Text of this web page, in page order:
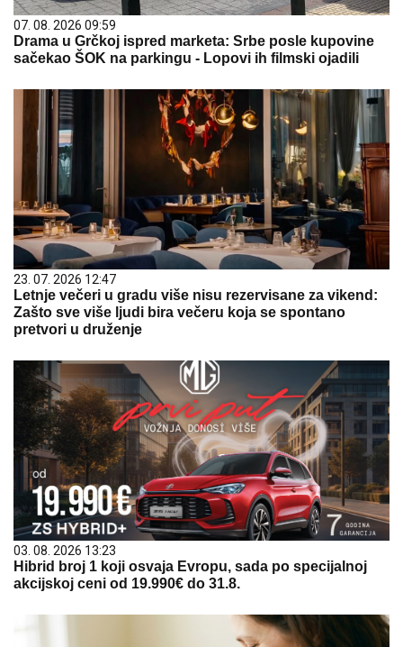
07. 08. 2026 09:59
Drama u Grčkoj ispred marketa: Srbe posle kupovine
sačekao ŠOK na parkingu - Lopovi ih filmski ojadili
23. 07. 2026 12:47
Letnje večeri u gradu više nisu rezervisane za vikend:
Zašto sve više ljudi bira večeru koja se spontano
pretvori u druženje
03. 08. 2026 13:23
Hibrid broj 1 koji osvaja Evropu, sada po specijalnoj
akcijskoj ceni od 19.990€ do 31.8.